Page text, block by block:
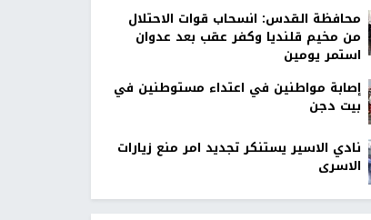
محافظة القدس: انسحاب قوات الاحتلال
من مخيم قلنديا وكفر عقب بعد عدوان
استمر يومين
إصابة مواطنين في اعتداء مستوطنين في
بيت دجن
نادي الاسير يستنكر تجديد امر منع زيارات
الاسرى